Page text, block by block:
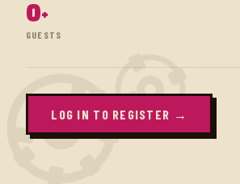
0+
GUESTS
LOG IN TO REGISTER →